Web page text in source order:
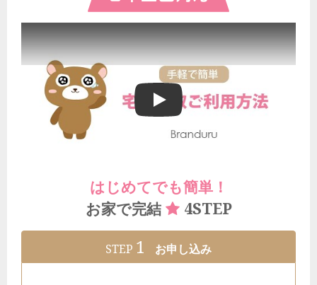
ブランドゥールの宅配買取ご利用方法
はじめてでも簡単！
お家で完結
4STEP
STEP 1 お申し込み